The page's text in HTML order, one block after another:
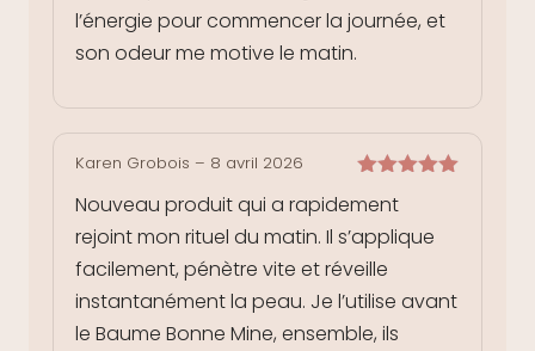
l’énergie pour commencer la journée, et
son odeur me motive le matin.
5
Karen Grobois – 8 avril 2026
Nouveau produit qui a rapidement
rejoint mon rituel du matin. Il s’applique
facilement, pénètre vite et réveille
instantanément la peau. Je l’utilise avant
le Baume Bonne Mine, ensemble, ils